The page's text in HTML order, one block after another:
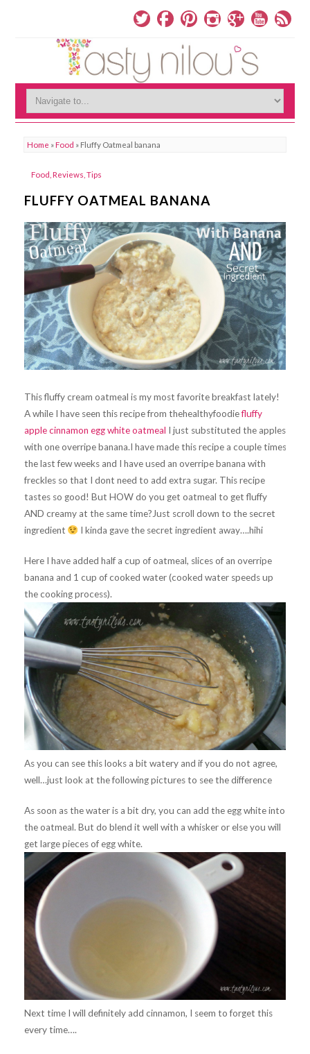
Home »Food » Fluffy Oatmeal banana
Food Reviews Tips
FLUFFY OATMEAL BANANA
This fluffy cream oatmeal is my most favorite breakfast lately!
A while I have seen this recipe from thehealthyfoodiefluffy
apple cinnamon egg white oatmeal I just substituted the apples
with one overripe banana.I have made this recipe a couple times
the last few weeks and I have used an overripe banana with
freckles so that I dont need to add extra sugar. This recipe
tastes so good! But HOW do you get oatmeal to get fluffy
AND creamy at the same time?Just scroll down to the secret
ingredient
I kinda gave the secret ingredient away….hihi
Here I have added half a cup of oatmeal, slices of an overripe
banana and 1 cup of cooked water (cooked water speeds up
the cooking process).
As you can see this looks a bit watery and if you do not agree,
well…just look at the following pictures to see the difference
As soon as the water is a bit dry, you can add the egg white into
the oatmeal. But do blend it well with a whisker or else you will
get large pieces of egg white.
Next time I will definitely add cinnamon, I seem to forget this
every time….